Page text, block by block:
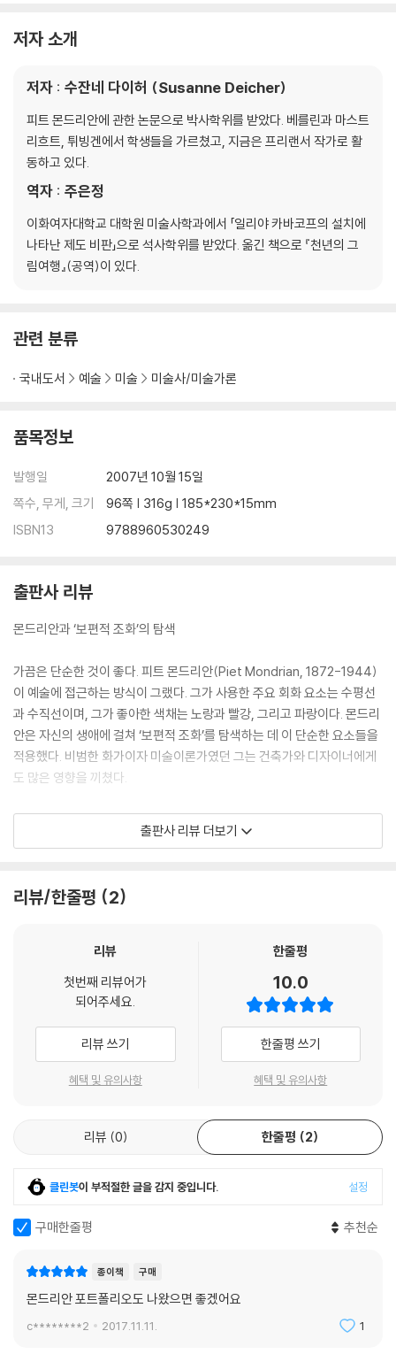
저자 소개
저자 : 수잔네 다이허 (Susanne Deicher)
피트 몬드리안에 관한 논문으로 박사학위를 받았다. 베를린과 마스트
리흐트, 튀빙겐에서 학생들을 가르쳤고, 지금은 프리랜서 작가로 활
동하고 있다.
역자 : 주은정
이화여자대학교 대학원 미술사학과에서 「일리야 카바코프의 설치에
나타난 제도 비판」으로 석사학위를 받았다. 옮긴 책으로 『천년의 그
림여행』(공역)이 있다.
관련 분류
국내도서 예술 미술 미술사/미술가론
품목정보
발행일
2007년 10월 15일
쪽수, 무게, 크기
96쪽 | 316g | 185*230*15mm
ISBN13
9788960530249
출판사 리뷰
몬드리안과 ‘보편적 조화’의 탐색
가끔은 단순한 것이 좋다. 피트 몬드리안(Piet Mondrian, 1872-1944)
이 예술에 접근하는 방식이 그랬다. 그가 사용한 주요 회화 요소는 수평선
과 수직선이며, 그가 좋아한 색채는 노랑과 빨강, 그리고 파랑이다. 몬드리
안은 자신의 생애에 걸쳐 ‘보편적 조화’를 탐색하는 데 이 단순한 요소들을
적용했다. 비범한 화가이자 미술이론가였던 그는 건축가와 디자이너에게
도 많은 영향을 끼쳤다.
"아름다움의 감정은 ‘대상’ 특유의 외관에 방해받게 마련이다. 그런 까닭에
대상은 조형적인 재현에서 추상화되어야 한다." ― 피트 몬드리안
출판사 리뷰 더보기
리뷰/한줄평 2
리뷰
첫번째 리뷰어가
되어주세요.
리뷰 쓰기
혜택 및 유의사항
한줄평
10.0
한줄평 쓰기
혜택 및 유의사항
리뷰 0 한줄평 2
클린봇이 부적절한 글을 감지 중입니다. 설정
구매한줄평 추천순
종이책 구매
몬드리안 포트폴리오도 나왔으면 좋겠어요
c********2 2017.11.11. 1